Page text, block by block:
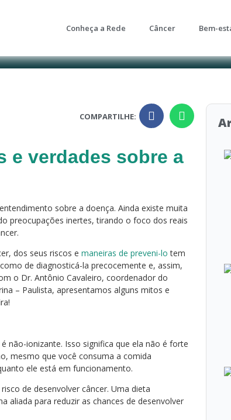
Conheça a Rede Câncer Bem-
COMPARTILHE:
e verdades sobre a
sobre a doença. Ainda existe muita
preocupações inertes, tirando o foco dos reais
dos seus riscos e maneiras de preveni-lo tem
de diagnosticá-la precocemente e, assim,
o Dr. Antônio Cavaleiro, coordenador do
– Paulista, apresentamos alguns mitos e
não-ionizante. Isso significa que ela não é forte
mesmo que você consuma a comida
ele está em funcionamento.
de desenvolver câncer. Uma dieta
aliada para reduzir as chances de desenvolver